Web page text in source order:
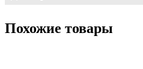
Похожие товары